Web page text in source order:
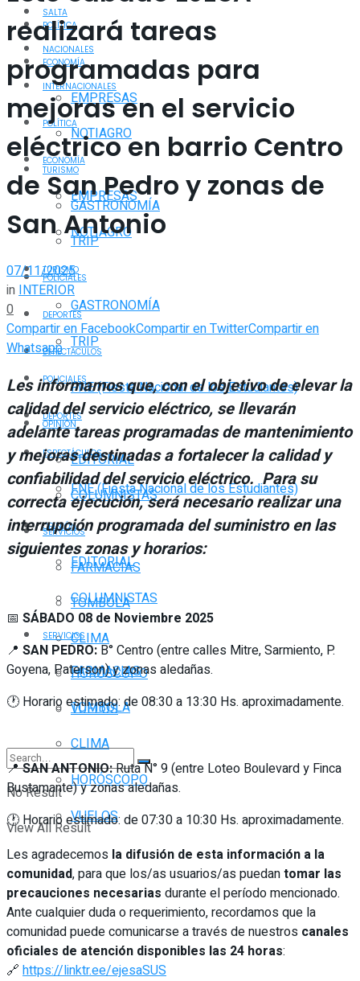
POLÍTICA
ECONOMÍA
EMPRESAS
NOTIAGRO
TURISMO
GASTRONOMÍA
TRIP
POLICIALES
DEPORTES
ESPECTÁCULOS
FNE (Fiesta Nacional de los Estudiantes)
OPINIÓN
EDITORIAL
COLUMNISTAS
SERVICIOS
FARMACIAS
TOMBOLA
CLIMA
HORÓSCOPO
VUELOS
No Result
View All Result
SALTA
NACIONALES
INTERNACIONALES
POLÍTICA
ECONOMÍA
EMPRESAS
NOTIAGRO
TURISMO
GASTRONOMÍA
TRIP
POLICIALES
DEPORTES
ESPECTÁCULOS
FNE (Fiesta Nacional de los Estudiantes)
OPINIÓN
EDITORIAL
COLUMNISTAS
SERVICIOS
FARMACIAS
TOMBOLA
CLIMA
HORÓSCOPO
VUELOS
realizará tareas
programadas para
mejoras en el servicio
eléctrico en barrio Centro
de San Pedro y zonas de
San Antonio
07/11/2025
inINTERIOR
0
Compartir en FacebookCompartir en TwitterCompartir en
Whatsapp
Les informamos que, con el objetivo de elevar la
calidad del servicio eléctrico, se llevarán
adelante tareas programadas de mantenimiento
y mejorasdestinadas a fortalecer la calidad y
confiabilidad del servicio eléctrico. Para su
correcta ejecución, será necesario realizar una
interrupción programada del suministro en las
siguientes zonas y horarios:
📅 SÁBADO 08 de Noviembre 2025
📍 SAN PEDRO:B° Centro (entre calles Mitre, Sarmiento, P.
Goyena, Paterson) y zonas aledañas.
🕐 Horario estimado: de 08:30 a 13:30 Hs. aproximadamente.
📍SAN ANTONIO:Ruta N° 9 (entre Loteo Boulevard y Finca
Bustamante) y zonas aledañas.
🕐 Horario estimado: de 07:30 a 10:30 Hs. aproximadamente.
Les agradecemos la difusión de esta información a la
comunidad, para que los/as usuarios/as puedantomar las
precauciones necesarias durante el período mencionado.
Ante cualquier duda o requerimiento, recordamos que la
comunidad puede comunicarse a través de nuestros canales
oficiales de atención disponibles las 24 horas:
🔗 https://linktr.ee/ejesaSUS